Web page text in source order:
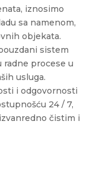
iznosimo
sa namenom,
objekata.
sistem
radne procese u
usluga.
i odgovornosti
24 / 7,
čistim i